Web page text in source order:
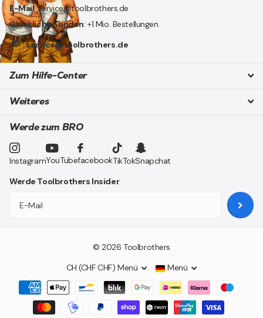
E-Mail: service@toolbrothers.de
Glückliche Kunden: +1 Mio. Bestellungen
service@toolbrothers.de
Zum Hilfe-Center
Weiteres
Werde zum BRO
InstagramYouTubefacebookTikTokSnapchat
Werde Toolbrothers Insider
©2026 Toolbrothers
CH (CHF CHF) Menü Menü